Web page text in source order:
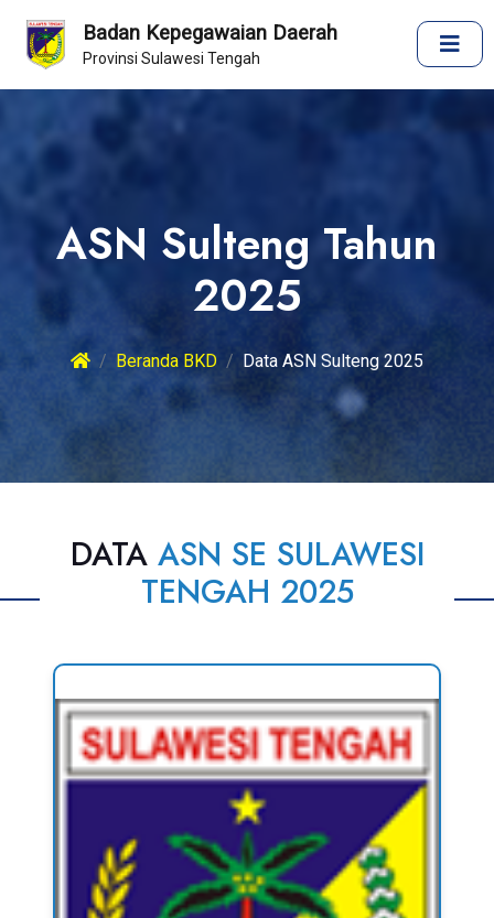
Badan Kepegawaian Daerah
Provinsi Sulawesi Tengah
ASN Sulteng Tahun
2025
Beranda BKD Data ASN Sulteng 2025
DATA ASN SE SULAWESI
TENGAH 2025